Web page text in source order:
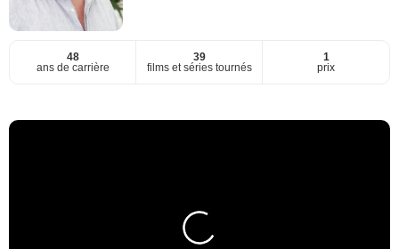
48
ans de carrière
39
films et séries tournés
1
prix